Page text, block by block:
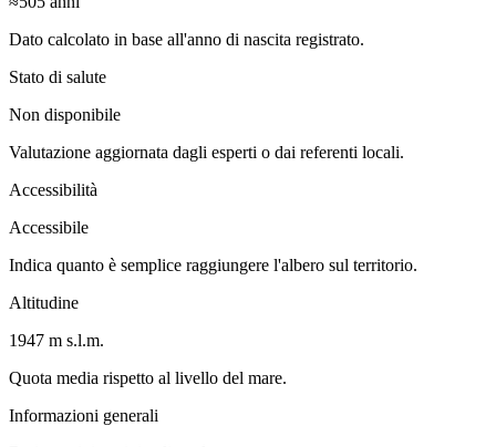
Dato calcolato in base all'anno di nascita registrato.
Stato di salute
Non disponibile
Valutazione aggiornata dagli esperti o dai referenti locali.
Accessibilità
Accessibile
Indica quanto è semplice raggiungere l'albero sul territorio.
Altitudine
1947 m s.l.m.
Quota media rispetto al livello del mare.
Informazioni generali